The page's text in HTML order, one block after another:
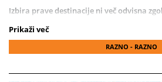
Izbira prave destinacije ni več odvisna
sloga potovanja. Ko enkrat prepoznate,
postane odločitev veliko enostavnejša –
boste našli na napačni destinaciji.
V Sončku opažajo, da gostje vse
ujemajo z njihovim življenjskim ritmom,
Prikaži več
RAZNO - RAZNO